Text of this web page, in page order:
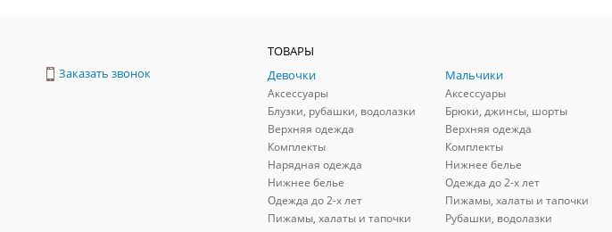
Заказать звонок
ТОВАРЫ
Девочки
Аксессуары
Блузки, рубашки, водолазки
Верхняя одежда
Комплекты
Нарядная одежда
Нижнее белье
Одежда до 2-х лет
Пижамы, халаты и тапочки
Мальчики
Аксессуары
Брюки, джинсы, шорты
Верхняя одежда
Комплекты
Нижнее белье
Одежда до 2-х лет
Пижамы, халаты и тапочки
Рубашки, водолазки